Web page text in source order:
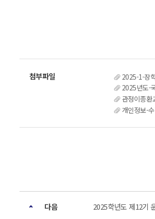
2025-1-장
2025년도-
관정이종
개인정보-
다음 2025학년도 제12기